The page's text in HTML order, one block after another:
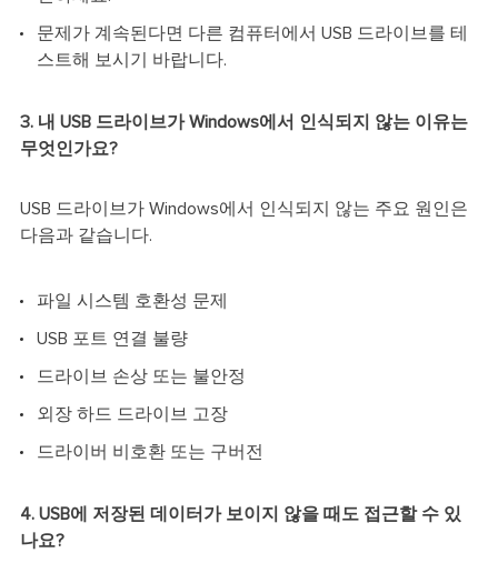
문제가 계속된다면 다른 컴퓨터에서 USB 드라이브를 테
스트해 보시기 바랍니다.
3. 내 USB 드라이브가 Windows에서 인식되지 않는 이유는
무엇인가요?
USB 드라이브가 Windows에서 인식되지 않는 주요 원인은
다음과 같습니다.
파일 시스템 호환성 문제
USB 포트 연결 불량
드라이브 손상 또는 불안정
외장 하드 드라이브 고장
드라이버 비호환 또는 구버전
4. USB에 저장된 데이터가 보이지 않을 때도 접근할 수 있
나요?